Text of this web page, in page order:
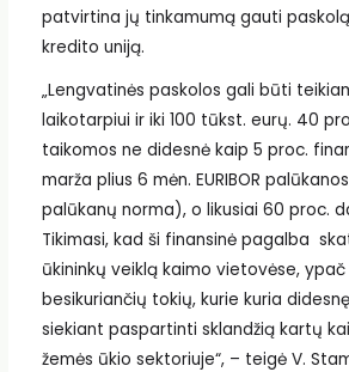
patvirtina jų tinkamumą gauti
kredito uniją.
„Lengvatinės paskolos gali būti
laikotarpiui ir iki 100 tūkst. eurų. 40
taikomos ne didesnė kaip 5 proc.
marža plius 6 mėn. EURIBOR
palūkanų norma), o likusiai 60 proc.
Tikimasi, kad ši finansinė pagalba
ūkininkų veiklą kaimo vietovėse,
besikuriančių tokių, kurie kuria
siekiant paspartinti sklandžią kartų
žemės ūkio sektoriuje“, – teigė V.